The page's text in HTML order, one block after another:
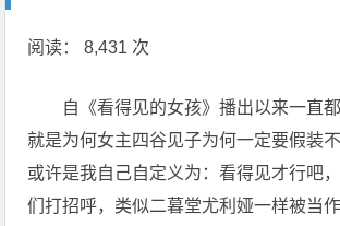
阅读： 8,431 次
自《看得见的女孩》播出以来一直
就是为何女主四谷见子为何一定要假装不
或许是我自己自定义为：看得见才行吧
们打招呼，类似二暮堂尤利娅一样被当